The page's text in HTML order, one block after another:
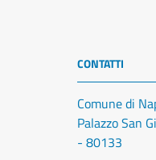
CONTATTI
Comune di
Palazzo San
- 80133